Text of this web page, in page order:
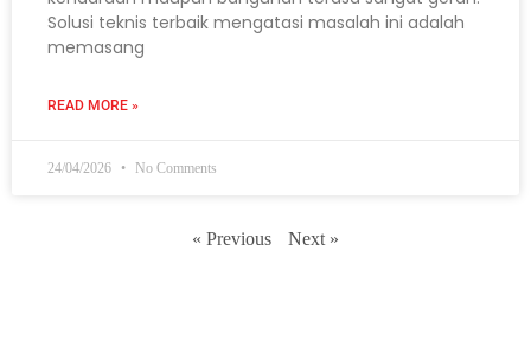
Solusi teknis terbaik mengatasi masalah ini adalah
memasang
READ MORE »
24/04/2026 No Comments
« Previous Next »